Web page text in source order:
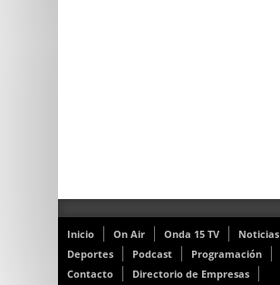
Inicio On Air Onda 15 TV
Noticias
Deportes
Podcast
Programación
Contacto
Directorio de Empresas